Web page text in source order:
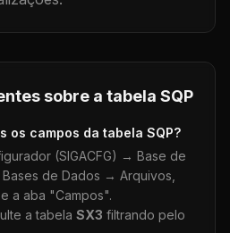
sobre a tabela SQP
os campos da tabela SQP?
(SIGACFG) → Base de
de Dados → Arquivos,
a aba "Campos".
a tabela SX3 filtrando pelo